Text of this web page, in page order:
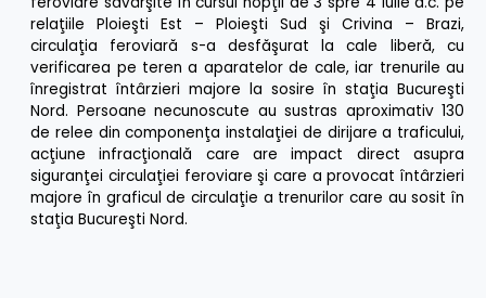
relaţiile Ploieşti Est – Ploieşti Sud şi Crivina – Brazi,
circulaţia feroviară s-a desfăşurat la cale liberă, cu
verificarea pe teren a aparatelor de cale, iar trenurile au
înregistrat întârzieri majore la sosire în staţia Bucureşti
Nord. Persoane necunoscute au sustras aproximativ 130
de relee din componenţa instalaţiei de dirijare a traficului,
acţiune infracţională care are impact direct asupra
siguranţei circulaţiei feroviare şi care a provocat întârzieri
majore în graficul de circulaţie a trenurilor care au sosit în
staţia Bucureşti Nord.